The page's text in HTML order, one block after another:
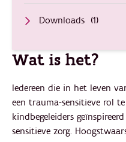
Wat is het?
Iedereen die in het leven
een trauma-sensitieve rol
kindbegeleiders
sensitieve zorg.
Downloads (1)